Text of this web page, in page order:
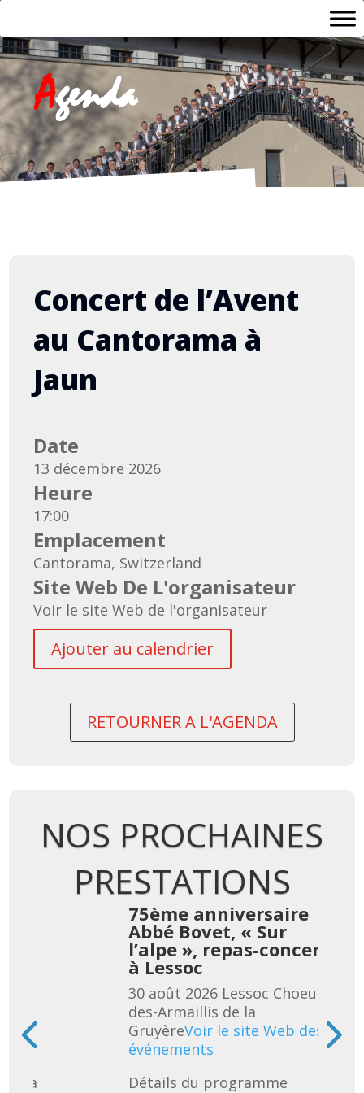
Agenda
Concert de l’Avent
au Cantorama à
Jaun
Date
13 décembre 2026
Heure
17:00
Emplacement
Cantorama, Switzerland
Site Web De L'organisateur
Voir le site Web de l'organisateur
Ajouter au calendrier
RETOURNER A L'AGENDA
NOS PROCHAINES
PRESTATIONS
75ème anniversaire
Abbé Bovet, « Sur
l’alpe », repas-concert
à Lessoc
30 août 2026 Lessoc Choeur-
des-Armaillis de la
GruyèreVoir le site Web des
événements
Détails du programme